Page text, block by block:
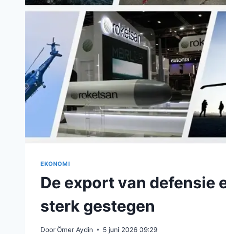
EKONOMI
De export van defensie
sterk gestegen
DoorÖmer Aydin 5 juni 2026 09:29